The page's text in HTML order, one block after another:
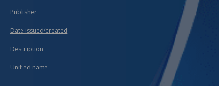
Publisher
Date issued/created
Description
Unified name